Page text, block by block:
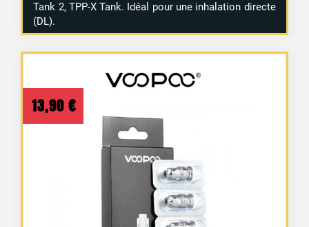
Tank 2, TPP-X Tank. Idéal pour une inhalation directe
(DL).
13,90 €